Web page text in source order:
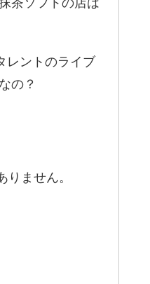
レントのライブ
の？
ません。